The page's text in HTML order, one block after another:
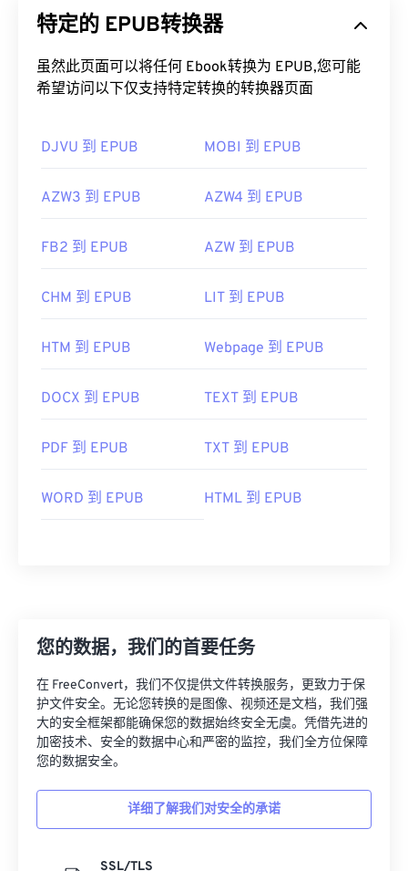
特定的 EPUB转换器
虽然此页面可以将任何 Ebook转换为 EPUB,您可能
希望访问以下仅支持特定转换的转换器页面
DJVU 到 EPUB MOBI 到 EPUB
AZW3 到 EPUB AZW4 到 EPUB
FB2 到 EPUB AZW 到 EPUB
CHM 到 EPUB LIT 到 EPUB
HTM 到 EPUB Webpage 到 EPUB
DOCX 到 EPUB TEXT 到 EPUB
PDF 到 EPUB TXT 到 EPUB
WORD 到 EPUB HTML 到 EPUB
您的数据，我们的首要任务
在 FreeConvert，我们不仅提供文件转换服务，更致力于保
护文件安全。无论您转换的是图像、视频还是文档，我们强
大的安全框架都能确保您的数据始终安全无虞。凭借先进的
加密技术、安全的数据中心和严密的监控，我们全方位保障
您的数据安全。
详细了解我们对安全的承诺
SSL/TLS